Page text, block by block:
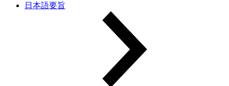
日本語要旨